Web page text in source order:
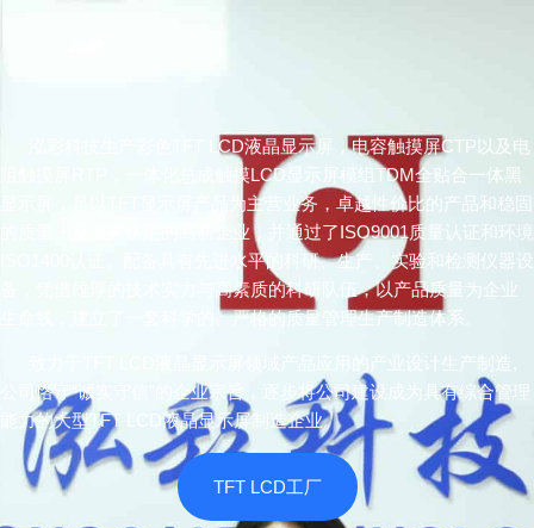
泓彩科技生产彩色TFT LCD液晶显示屏，电容触摸屏CTP以及电
阻触摸屏RTP，一体化总成触摸LCD显示屏模组TDM全贴合一体黑
显示屏，是以TFT显示屏产品为主营业务，卓越性价比的产品和稳固
的质量，是国家认定的高新企业，并通过了ISO9001质量认证和环境
ISO1400认证。配备具有先进水平的科研、生产、实验和检测仪器设
备，凭借雄厚的技术实力与高素质的科研队伍，以产品质量为企业
生命线，建立了一套科学的、严格的质量管理生产制造体系。
致力于TFT LCD液晶显示屏领域产品应用的产业设计生产制造,
公司恪守“诚实守信”的企业宗旨，逐步将公司建设成为具有综合管理
能力的大型TFT LCD液晶显示屏制造企业。
TFT LCD工厂